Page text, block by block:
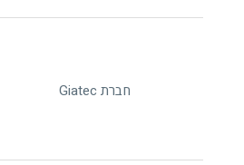
חברת Giatec